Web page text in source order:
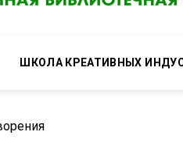
ШКОЛА КРЕАТИВНЫХ